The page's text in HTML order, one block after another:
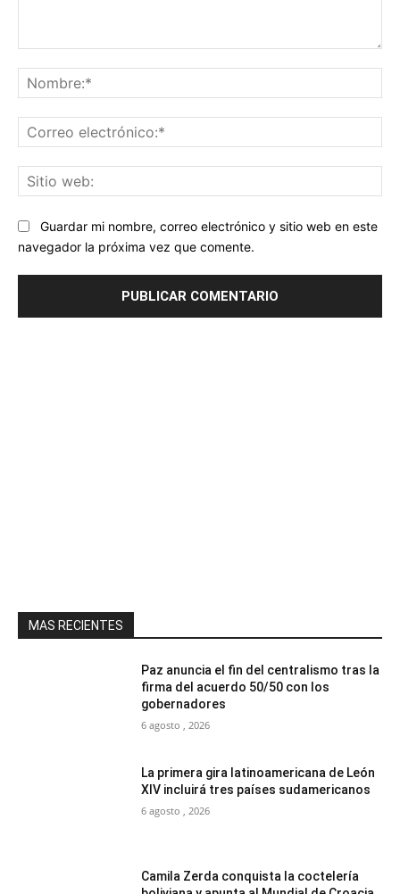
Guardar mi nombre, correo electrónico y sitio web en este
navegador la próxima vez que comente.
MAS RECIENTES
Paz anuncia el fin del centralismo tras la
firma del acuerdo 50/50 con los
gobernadores
6 agosto , 2026
La primera gira latinoamericana de León
XIV incluirá tres países sudamericanos
6 agosto , 2026
Camila Zerda conquista la coctelería